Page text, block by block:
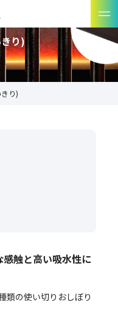
り)
り)
触と高い吸水性に
類の使い切りおしぼり